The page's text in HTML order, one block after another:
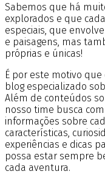
Sabemos que há
explorados e que
especiais, que
e paisagens, mas
próprias e únicas!
É por este motivo
blog especializado
Além de conteúdos
nosso time busca
informações sobre
características,
experiências e dicas
possa estar sempre
cada aventura.